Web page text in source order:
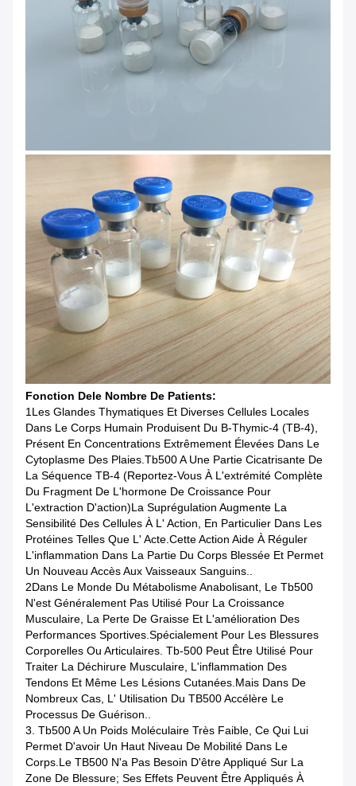
Fonction DeLe Nombre De Patients:
1Les Glandes Thymatiques Et Diverses Cellules Locales
Dans Le Corps Humain Produisent Du Β-Thymic-4 (TB-4),
Présent En Concentrations Extrêmement Élevées Dans Le
Cytoplasme Des Plaies.tb500 A Une Partie Cicatrisante De
La Séquence TB-4 (reportez-Vous À L'extrémité Complète
Du Fragment De L'hormone De Croissance Pour
L'extraction D'action)La Suprégulation Augmente La
Sensibilité Des Cellules À L' Action, En Particulier Dans Les
Protéines Telles Que L' Acte.Cette Action Aide À Réguler
L'inflammation Dans La Partie Du Corps Blessée Et Permet
Un Nouveau Accès Aux Vaisseaux Sanguins..
2Dans Le Monde Du Métabolisme Anabolisant, Le Tb500
N'est Généralement Pas Utilisé Pour La Croissance
Musculaire, La Perte De Graisse Et L'amélioration Des
Performances Sportives.spécialement Pour Les Blessures
Corporelles Ou Articulaires. Tb-500 Peut Être Utilisé Pour
Traiter La Déchirure Musculaire, L'inflammation Des
Tendons Et Même Les Lésions Cutanées.Mais Dans De
Nombreux Cas, L' Utilisation Du TB500 Accélère Le
Processus De Guérison..
3. Tb500 A Un Poids Moléculaire Très Faible, Ce Qui Lui
Permet D'avoir Un Haut Niveau De Mobilité Dans Le
Corps.Le TB500 N'a Pas Besoin D'être Appliqué Sur La
Zone De Blessure; Ses Effets Peuvent Être Appliqués À